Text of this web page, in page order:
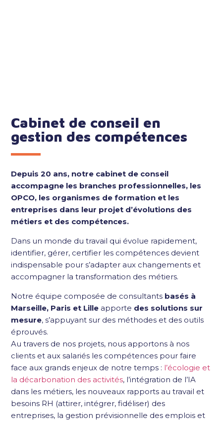
Cabinet de conseil en
gestion des compétences
Depuis 20 ans, notre cabinet de conseil
accompagne les branches professionnelles, les
OPCO, les organismes de formation et les
entreprises dans leur projet d’évolutions des
métiers et des compétences.
Dans un monde du travail qui évolue rapidement,
identifier, gérer, certifier les compétences devient
indispensable pour s’adapter aux changements et
accompagner la transformation des métiers.
Notre équipe composée de consultants basés à
Marseille, Paris et Lille apporte des solutions sur
mesure, s’appuyant sur des méthodes et des outils
éprouvés.
Au travers de nos projets, nous apportons à nos
clients et aux salariés les compétences pour faire
face aux grands enjeux de notre temps : l’écologie et
la décarbonation des activités, l’intégration de l’IA
dans les métiers, les nouveaux rapports au travail et
besoins RH (attirer, intégrer, fidéliser) des
entreprises, la gestion prévisionnelle des emplois et